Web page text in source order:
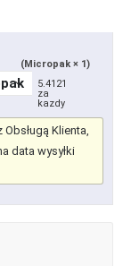
(Micropak × 1)
5.4121
za
kazdy
Klienta,
data wysyłki